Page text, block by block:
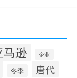
马逊 企业
冬季 唐代